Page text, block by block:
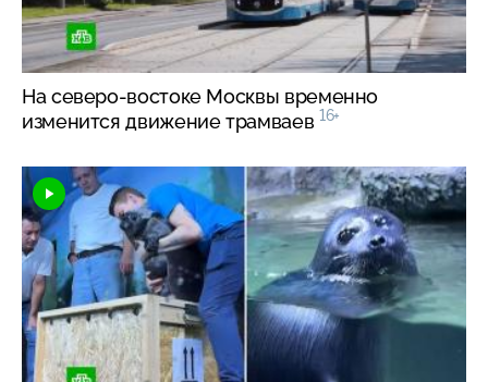
На северо-востокеМосквы временно
изменится движение трамваев 16+